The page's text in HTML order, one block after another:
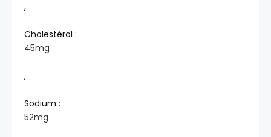
,
Cholestérol :
45mg
,
Sodium :
52mg